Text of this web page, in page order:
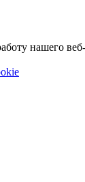
нашего веб-